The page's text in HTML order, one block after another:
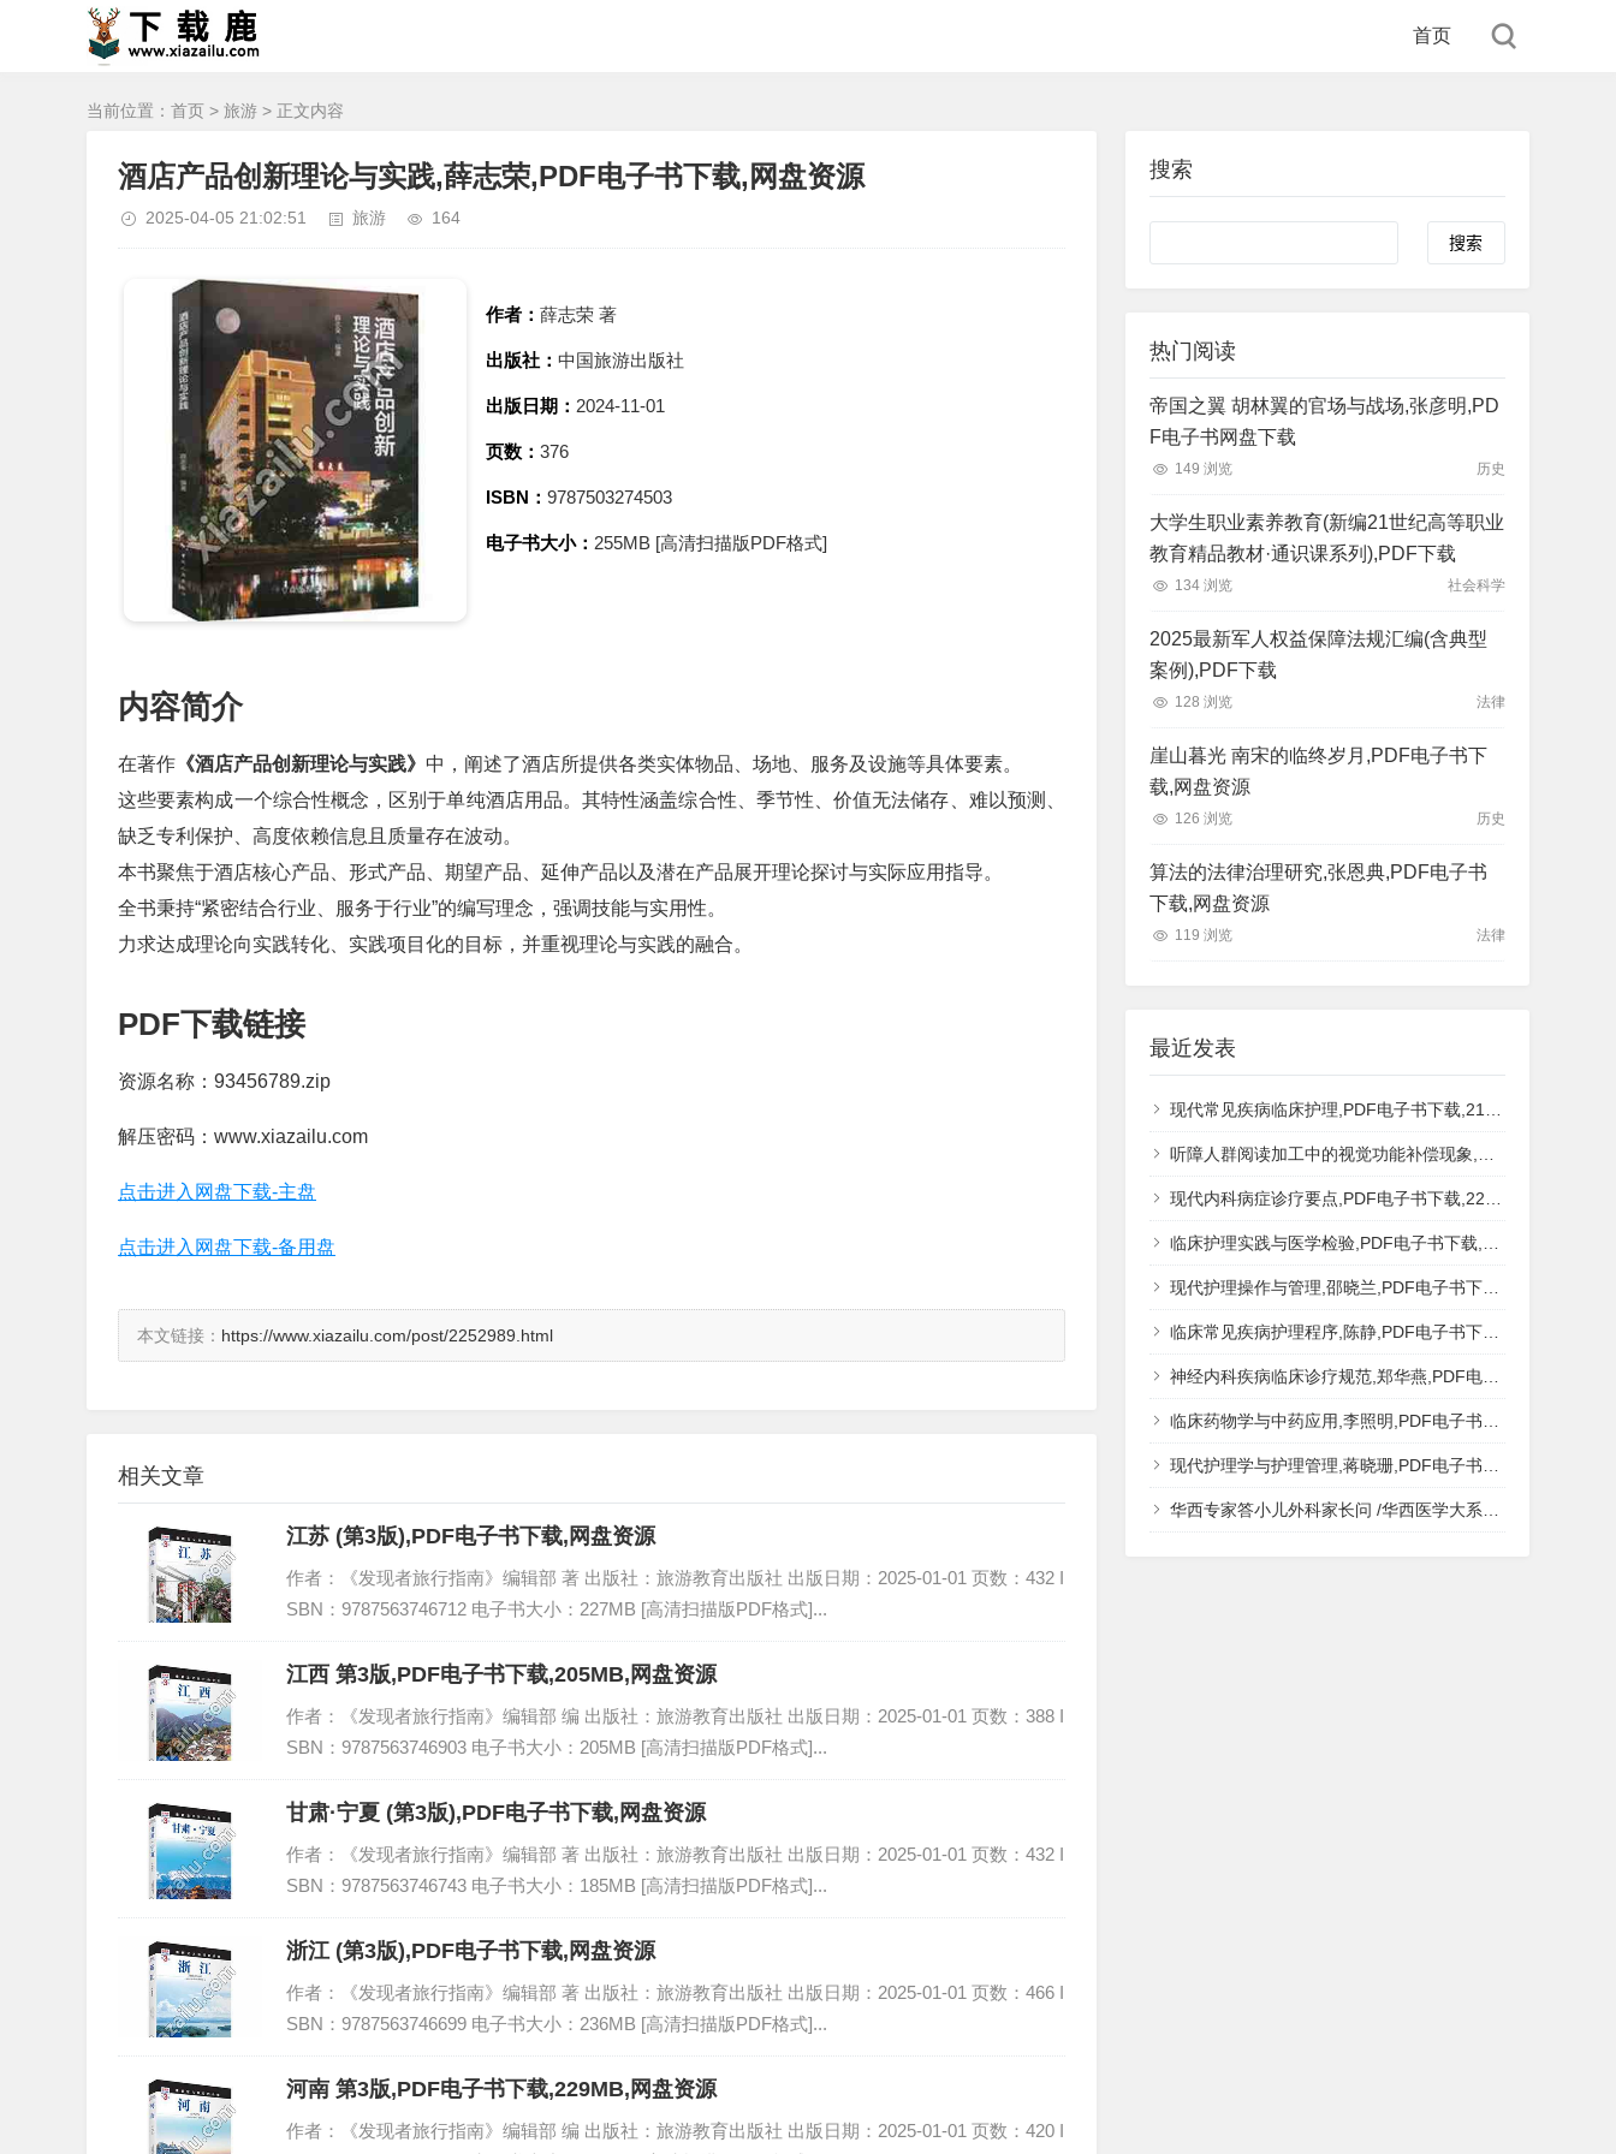
首页
当前位置： 首页 > 旅游 > 正文内容
酒店产品创新理论与实践,薛志荣,PDF电子书下载,网盘资源
2025-04-05 21:02:51 旅游 164
作者： 薛志荣 著
出版社： 中国旅游出版社
出版日期： 2024-11-01
页数： 376
ISBN： 9787503274503
电子书大小： 255MB [高清扫描版PDF格式]
内容简介
在著作 《酒店产品创新理论与实践》 中，阐述了酒店所提供各类实体物品、场地、服务及设施等具体要素。
这些要素构成一个综合性概念，区别于单纯酒店用品。其特性涵盖综合性、季节性、价值无法储存、难以预测、
缺乏专利保护、高度依赖信息且质量存在波动。
本书聚焦于酒店核心产品、形式产品、期望产品、延伸产品以及潜在产品展开理论探讨与实际应用指导。
全书秉持“紧密结合行业、服务于行业”的编写理念，强调技能与实用性。
力求达成理论向实践转化、实践项目化的目标，并重视理论与实践的融合。
PDF下载链接
资源名称：93456789.zip
解压密码：www.xiazailu.com
点击进入网盘下载-主盘
点击进入网盘下载-备用盘
本文链接： https://www.xiazailu.com/post/2252989.html
相关文章
江苏 (第3版),PDF电子书下载,网盘资源
作者：《发现者旅行指南》编辑部 著 出版社：旅游教育出版社 出版日期：2025-01-01 页数：432 I
SBN：9787563746712 电子书大小：227MB [高清扫描版PDF格式]...
江西 第3版,PDF电子书下载,205MB,网盘资源
作者：《发现者旅行指南》编辑部 编 出版社：旅游教育出版社 出版日期：2025-01-01 页数：388 I
SBN：9787563746903 电子书大小：205MB [高清扫描版PDF格式]...
甘肃·宁夏 (第3版),PDF电子书下载,网盘资源
作者：《发现者旅行指南》编辑部 著 出版社：旅游教育出版社 出版日期：2025-01-01 页数：432 I
SBN：9787563746743 电子书大小：185MB [高清扫描版PDF格式]...
浙江 (第3版),PDF电子书下载,网盘资源
作者：《发现者旅行指南》编辑部 著 出版社：旅游教育出版社 出版日期：2025-01-01 页数：466 I
SBN：9787563746699 电子书大小：236MB [高清扫描版PDF格式]...
河南 第3版,PDF电子书下载,229MB,网盘资源
作者：《发现者旅行指南》编辑部 编 出版社：旅游教育出版社 出版日期：2025-01-01 页数：420 I
搜索
Search
热门阅读
帝国之翼 胡林翼的官场与战场,张彦明,PD
F电子书网盘下载
149 浏览 历史
大学生职业素养教育(新编21世纪高等职业
教育精品教材·通识课系列),PDF下载
134 浏览 社会科学
2025最新军人权益保障法规汇编(含典型
案例),PDF下载
128 浏览 法律
崖山暮光 南宋的临终岁月,PDF电子书下
载,网盘资源
126 浏览 历史
算法的法律治理研究,张恩典,PDF电子书
下载,网盘资源
119 浏览 法律
最近发表
现代常见疾病临床护理,PDF电子书下载,217MB,网盘资源
听障人群阅读加工中的视觉功能补偿现象,秦钊,PDF电子书下载,网盘资源
现代内科病症诊疗要点,PDF电子书下载,223MB,网盘资源
临床护理实践与医学检验,PDF电子书下载,193MB,网盘资源
现代护理操作与管理,邵晓兰,PDF电子书下载,242MB,网盘资源
临床常见疾病护理程序,陈静,PDF电子书下载,185MB,网盘资源
神经内科疾病临床诊疗规范,郑华燕,PDF电子书下载,188MB,网盘资源
临床药物学与中药应用,李照明,PDF电子书下载,202MB,网盘资源
现代护理学与护理管理,蒋晓珊,PDF电子书下载,223MB,网盘资源
华西专家答小儿外科家长问 /华西医学大系?医学科普,PDF电子书网盘下载